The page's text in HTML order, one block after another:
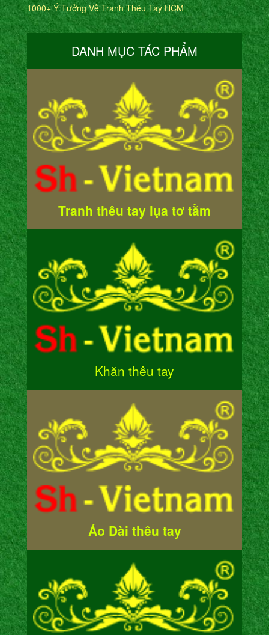
1000+ Ý Tưởng Về Tranh Thêu Tay HCM
DANH MỤC TÁC PHẨM
Tranh thêu tay lụa tơ tằm
Khăn thêu tay
Áo Dài thêu tay